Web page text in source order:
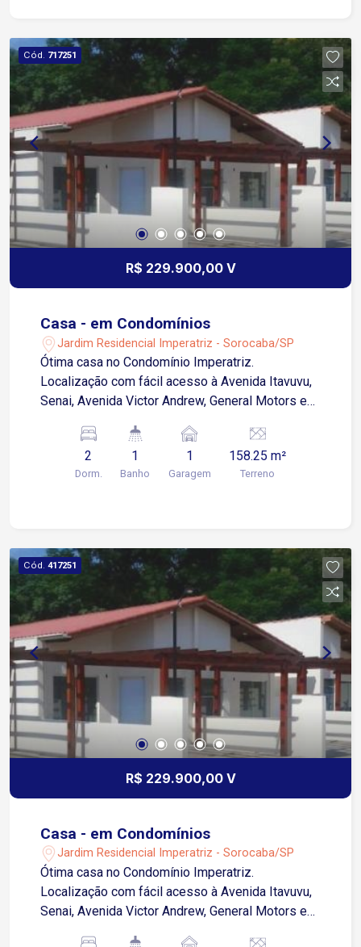
Cód. 717251
R$ 229.900,00 V
Casa - em Condomínios
Jardim Residencial Imperatriz - Sorocaba/SP
Ótima casa no Condomínio Imperatriz.
Localização com fácil acesso à Avenida Itavuvu,
Senai, Avenida Victor Andrew, General Motors e
ambientes Cozinha Banheiro social Área de
serviço 1 vaga de garagem descoberta
Acabamento em piso cerâmico frio Agende sua
2
Dorm.
1
Banho
1
Garagem
158.25 m²
Terreno
Cód. 417251
R$ 229.900,00 V
Casa - em Condomínios
Jardim Residencial Imperatriz - Sorocaba/SP
Ótima casa no Condomínio Imperatriz.
Localização com fácil acesso à Avenida Itavuvu,
Senai, Avenida Victor Andrew, General Motors e